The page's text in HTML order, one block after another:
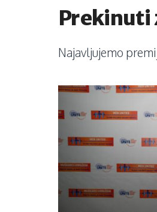
Prekinuti
Najavljujemo